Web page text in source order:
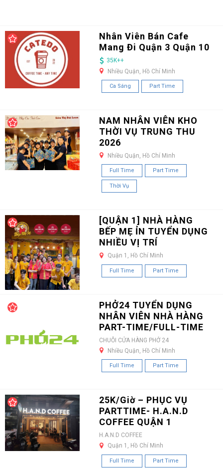
Nhân Viên Bán Cafe
Mang Đi Quận 3 Quận 10
35K++
Nhiều Quận, Hồ Chí Minh
Ca Sáng Part Time
NAM NHÂN VIÊN KHO
THỜI VỤ TRUNG THU
2026
Nhiều Quận, Hồ Chí Minh
Full Time Part Time
Thời Vụ
[QUẬN 1] NHÀ HÀNG
BẾP MẸ ỈN TUYỂN DỤNG
NHIỀU VỊ TRÍ
Quận 1, Hồ Chí Minh
Full Time Part Time
PHỞ24 TUYỂN DỤNG
NHÂN VIÊN NHÀ HÀNG
PART-TIME/FULL-TIME
CHUỖI CỬA HÀNG PHỞ 24
Nhiều Quận, Hồ Chí Minh
Full Time Part Time
25K/Giờ – PHỤC VỤ
PARTTIME- H.A.N.D
COFFEE QUẬN 1
H.A.N.D COFFEE
Quận 1, Hồ Chí Minh
Full Time Part Time